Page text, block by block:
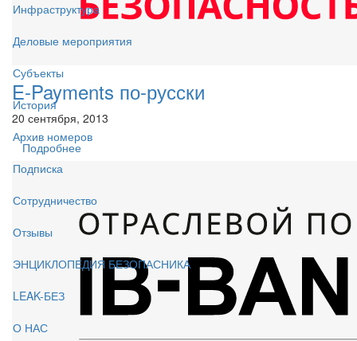
Инфраструктура
Деловые мероприятия
Субъекты
История
Архив номеров
Подписка
Сотрудничество
Отзывы
ЭНЦИКЛОПЕДИЯ БЕЗОПАСНИКА
LEAK-БЕЗ
О НАС
E-Payments по-русски
20 сентября, 2013
Подробнее